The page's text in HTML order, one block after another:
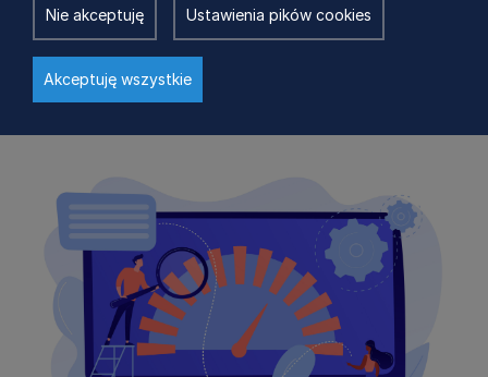
Aktualizacja harmonogramu naborów
wniosków w ramach PS WPR 2023-2027
Nie akceptuję Ustawienia pików cookies
Akceptuję wszystkie